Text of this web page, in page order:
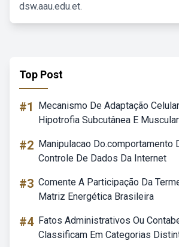
dsw.aau.edu.et.
Top Post
#1
Mecanismo De Adaptação
Hipotrofia Subcutânea E Muscular
#2 Manipulacao Do.comportamento
Controle De Dados Da Internet
#3 Comente A Participação Da
Matriz Energética Brasileira
#4 Fatos Administrativos Ou
Classificam Em Categorias